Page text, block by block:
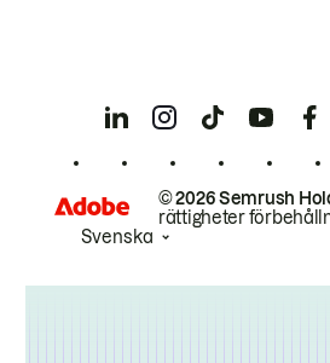
© 2026 Semrush
rättigheter
Svenska